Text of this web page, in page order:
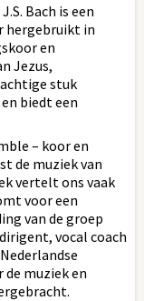
Bach is een
hergebruikt in
en
Jezus,
stuk
biedt een
– koor en
de muziek van
vertelt ons vaak
voor een
van de groep
vocal coach
de muziek en